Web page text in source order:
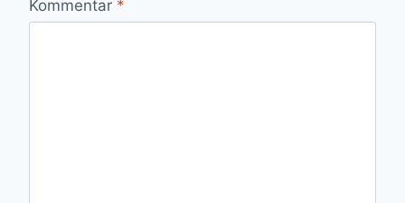
Kommentar *